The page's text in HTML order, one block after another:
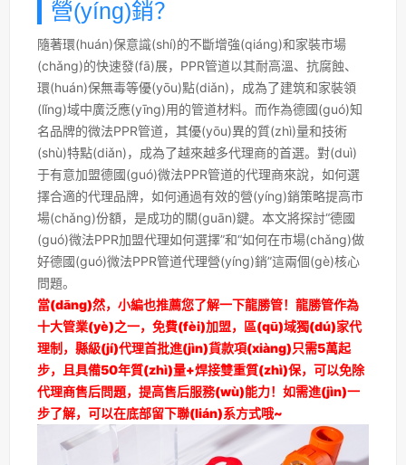
營(yíng)銷？
隨著環(huán)保意識(shí)的不斷增強(qiáng)和家裝市場
(chǎng)的快速發(fā)展，PPR管道以其耐高溫、抗腐蝕、
環(huán)保無毒等優(yōu)點(diǎn)，成為了建筑和家裝領
(lǐng)域中廣泛應(yīng)用的管道材料。而作為德國(guó)知
名品牌的微法PPR管道，其優(yōu)異的質(zhì)量和技術
(shù)特點(diǎn)，成為了越來越多代理商的首選。對(duì)
于有意加盟德國(guó)微法PPR管道的代理商來說，如何選
擇合適的代理品牌，如何通過有效的營(yíng)銷策略提高市
場(chǎng)份額，是成功的關(guān)鍵。本文將探討“德國
(guó)微法PPR加盟代理如何選擇”和“如何在市場(chǎng)做
好德國(guó)微法PPR管道代理營(yíng)銷”這兩個(gè)核心
問題。
當(dāng)然，小編也推薦您了解一下龍勝管！龍勝管作為
十大管業(yè)之一，免費(fèi)加盟，區(qū)域獨(dú)家代
理制，縣級(jí)代理首批進(jìn)貨款項(xiàng)只需5萬起
步，且具備50年質(zhì)量+焊接雙重質(zhì)保，可以免除
代理商售后問題，提高售后服務(wù)能力！如需進(jìn)一
步了解，可以在底部留下聯(lián)系方式哦~